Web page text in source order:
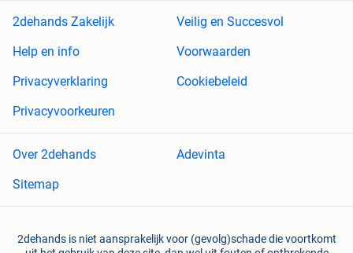
2dehands Zakelijk
Veilig en Succesvol
Help en info
Voorwaarden
Privacyverklaring
Cookiebeleid
Privacyvoorkeuren
Over 2dehands
Adevinta
Sitemap
2dehands is niet aansprakelijk voor (gevolg)schade die voortkomt